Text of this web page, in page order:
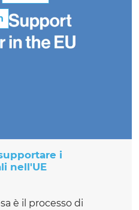
i
nell'UE
è il processo di